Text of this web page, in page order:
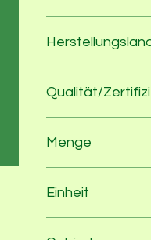
Qualität/
Menge
Einheit